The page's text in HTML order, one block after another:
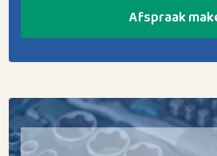
Afspraak